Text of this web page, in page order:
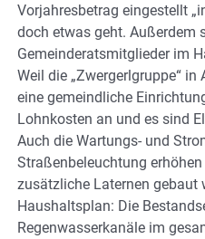
Vorjahresbetrag eingestellt
doch etwas geht. Außerdem
Gemeinderatsmitglieder im
Weil die „Zwergerlgruppe“
eine gemeindliche
Lohnkosten an und es sind
Auch die Wartungs- und
Straßenbeleuchtung
zusätzliche Laternen gebaut
Haushaltsplan: Die
Regenwasserkanäle im